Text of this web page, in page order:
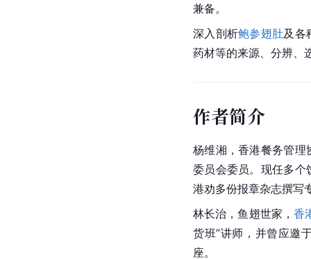
兼备。
深入剖析鲍参翅肚及各
药材等的来源、分辨、
作者简介
杨维湘，香港餐务管
委员会委员。现任多个
港劝多份报章杂志撰写
林长治，鱼翅世家，香
货班”讲师，并曾应邀
座。